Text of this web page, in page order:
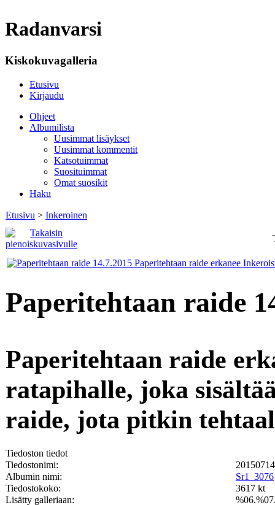
Radanvarsi
Kiskokuvagalleria
Etusivu
Kirjaudu
Ohjeet
Albumilista
Uusimmat lisäykset
Uusimmat kommentit
Katsotuimmat
Suosituimmat
Omat suosikit
Haku
Etusivu > Inkeroinen
Paperitehtaan raide
Paperitehtaan raide
ratapihalle, joka
raide, jota pitkin
Tiedoston tiedot
Tiedostonimi:
Albumin nimi:
Sr1_3076
Tiedostokoko:
3617 kt
Lisätty galleriaan: